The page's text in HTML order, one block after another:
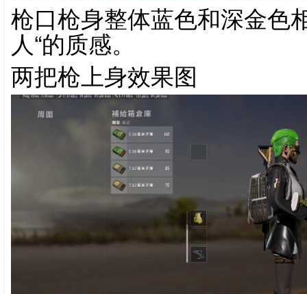
枪口枪身整体蓝色和深金色
人“的质感。
两把枪上身效果图